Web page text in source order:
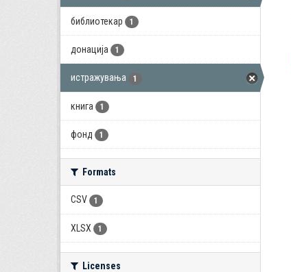
библиотекар 1
донација 1
истражувања 1
книга 1
фонд 1
Formats
CSV 1
XLSX 1
Licenses